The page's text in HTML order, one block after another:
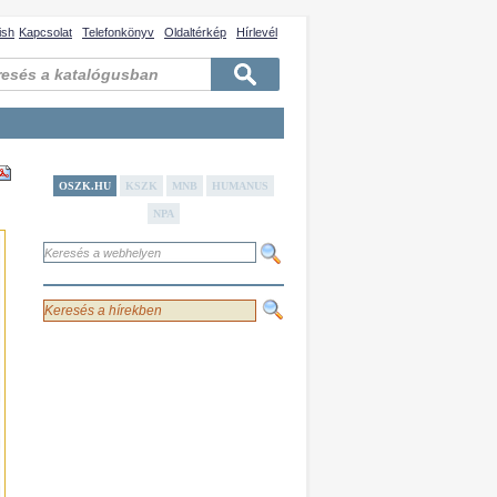
Kapcsolat Telefonkönyv Oldaltérkép Hírlevél
OSZK.HU KSZK MNB HUMANUS
NPA